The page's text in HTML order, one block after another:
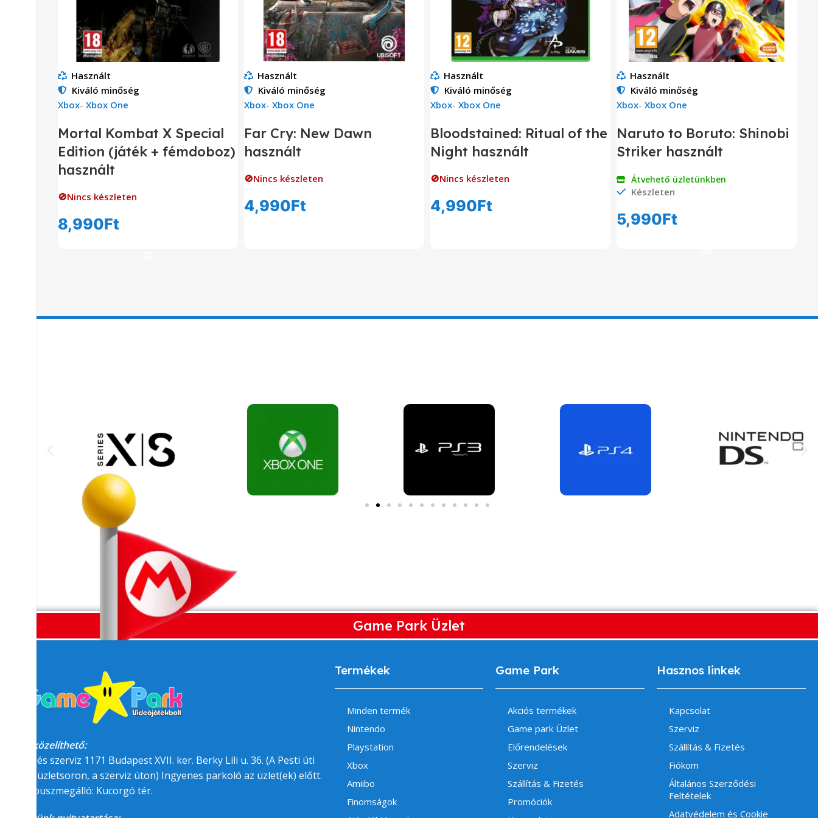
Használt
Kiváló minőség
Xbox- Xbox One
Mortal Kombat X Special
Edition (játék + fémdoboz)
használt
🚫Nincs készleten
8,990Ft
Használt
Kiváló minőség
Xbox- Xbox One
Far Cry: New Dawn
használt
🚫Nincs készleten
4,990Ft
Használt
Kiváló minőség
Xbox- Xbox One
Bloodstained: Ritual of the
Night használt
🚫Nincs készleten
4,990Ft
Használt
Kiváló minőség
Xbox- Xbox One
Naruto to Boruto: Shinobi
Striker használt
Átvehető üzletünkben
Készleten
5,990Ft
Game Park Üzlet
Megközelíthető:
üzlet és szerviz 1171 Budapest XVII. ker. Berky Lili u. 36. (A Pesti úti
felőli üzletsoron, a szerviz úton) Ingyenes parkoló az üzlet(ek) előtt.
BKK buszmegálló: Kucorgó tér.
Termékek
Minden termék
Nintendo
Playstation
Xbox
Amiibo
Finomságok
Game Park
Akciós termékek
Game park Üzlet
Előrendelések
Szerviz
Szállítás & Fizetés
Promóciók
Hasznos linkek
Kapcsolat
Szerviz
Szállítás & Fizetés
Fiókom
Általános Szerződési
Feltételek
Adatvédelem és Cookie